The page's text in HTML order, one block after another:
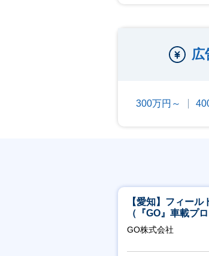
広
300万円～
【愛知】フィール
（『GO』車載プ
ポート／年休120
行直帰
GO株式会社